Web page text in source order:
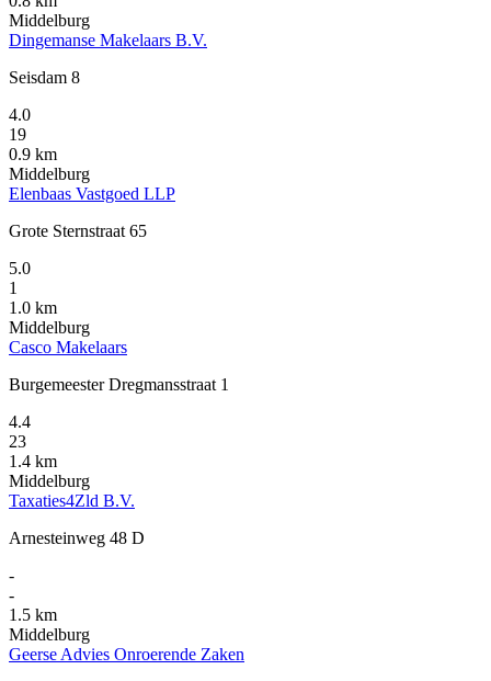
Middelburg
Dingemanse Makelaars B.V.
Seisdam 8
4.0
19
0.9 km
Middelburg
Elenbaas Vastgoed LLP
Grote Sternstraat 65
5.0
1
1.0 km
Middelburg
Casco Makelaars
Burgemeester Dregmansstraat 1
4.4
23
1.4 km
Middelburg
Taxaties4Zld B.V.
Arnesteinweg 48 D
-
-
1.5 km
Middelburg
Geerse Advies Onroerende Zaken